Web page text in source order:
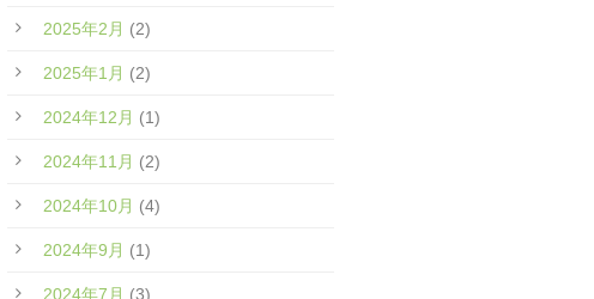
2025年2月 (2)
2025年1月 (2)
2024年12月 (1)
2024年11月 (2)
2024年10月 (4)
2024年9月 (1)
2024年7月 (3)